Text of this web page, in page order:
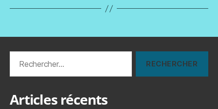
Articles récents